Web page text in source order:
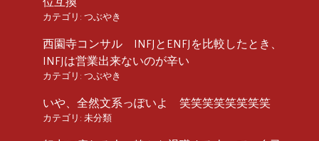
カテゴリ: つぶやき
西園寺コンサル INFJとENFJを比較したとき、
INFJは営業出来ないのが辛い
カテゴリ: つぶやき
いや、全然文系っぽいよ 笑笑笑笑笑笑笑笑
カテゴリ: 未分類